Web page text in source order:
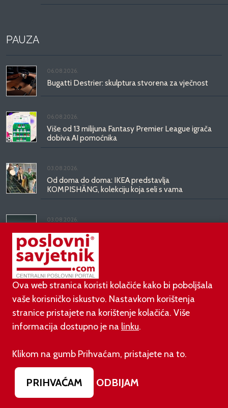
PAUZA
06.08.2026.
Bugatti Destrier: skulptura stvorena za vječnost
06.08.2026.
Više od 13 milijuna Fantasy Premier League igrača
dobiva AI pomoćnika
03.08.2026.
Od doma do doma: IKEA predstavlja
KOMPISHÄNG, kolekciju koja seli s vama
03.08.2026.
Kineski BYD predstavio luksuznu limuzinu veću od
Mercedesove S-klase, obećava domet do 1.000
kilometara
Footer menu
O nama Impressum
Uvjeti korištenja
Ova web stranica koristi kolačiće kako bi poboljšala
vaše korisničko iskustvo. Nastavkom korištenja
stranice pristajete na korištenje kolačića. Više
informacija dostupno je na linku.
Klikom na gumb Prihvaćam, pristajete na to.
PRIHVAĆAM ODBIJAM